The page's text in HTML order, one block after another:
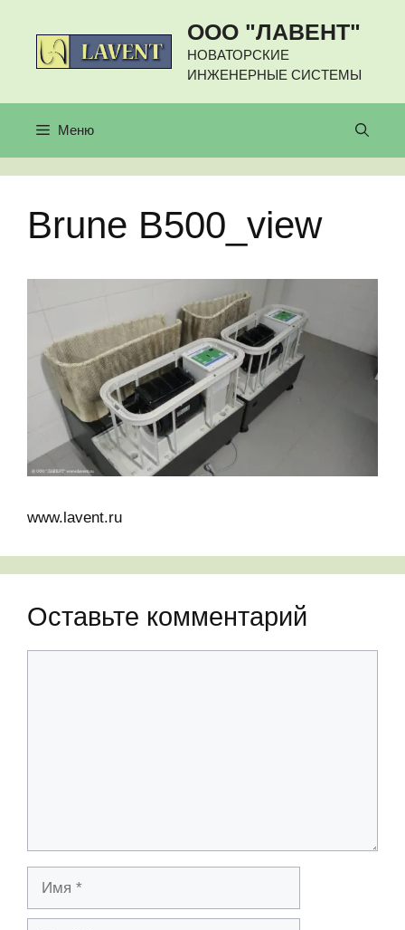
содержимому
ООО "ЛАВЕНТ"
НОВАТОРСКИЕ
ИНЖЕНЕРНЫЕ СИСТЕМЫ
Меню
Brune B500_view
www.lavent.ru
Оставьте комментарий